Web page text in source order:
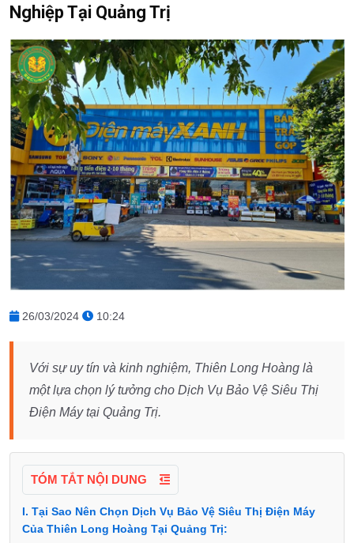
Nghiệp Tại Quảng Trị
26/03/2024 10:24
Với sự uy tín và kinh nghiệm, Thiên Long Hoàng là
một lựa chọn lý tưởng cho Dịch Vụ Bảo Vệ Siêu Thị
Điện Máy tại Quảng Trị.
TÓM TẮT NỘI DUNG
I. Tại Sao Nên Chọn Dịch Vụ Bảo Vệ Siêu Thị Điện Máy
Của Thiên Long Hoàng Tại Quảng Trị: